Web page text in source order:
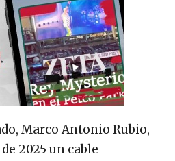
Marco Antonio Rubio,
2025 un cable